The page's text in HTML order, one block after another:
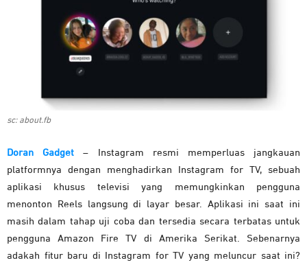
sc: about.fb
Doran Gadget
– Instagram resmi memperluas jangkauan
platformnya dengan menghadirkan Instagram for TV, sebuah
aplikasi khusus televisi yang memungkinkan pengguna
menonton Reels langsung di layar besar. Aplikasi ini saat ini
masih dalam tahap uji coba dan tersedia secara terbatas untuk
pengguna Amazon Fire TV di Amerika Serikat. Sebenarnya
adakah fitur baru di Instagram for TV yang meluncur saat ini?